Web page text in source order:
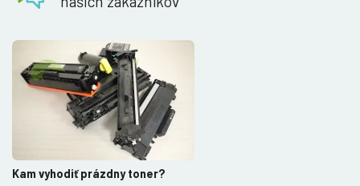
Kam vyhodiť prázdny toner?